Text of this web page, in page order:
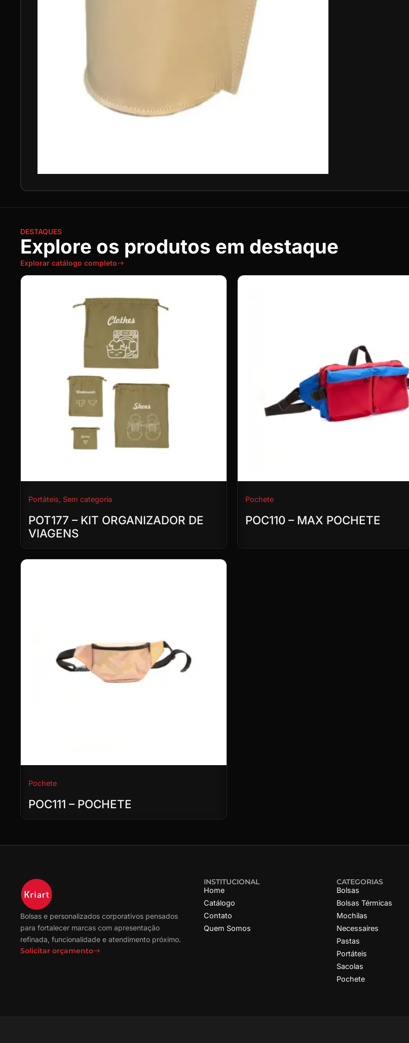
DESTAQUES
Explore os produtos em destaque
Explorar catálogo completo
Portáteis, Sem categoria
POT177 – KIT ORGANIZADOR DE
VIAGENS
Pochete
POC110 – MAX POCHETE
Pochete
POC111 – POCHETE
Bolsas e personalizados corporativos pensados
para fortalecer marcas com apresentação
refinada, funcionalidade e atendimento próximo.
Solicitar orçamento
INSTITUCIONAL
Home
Catálogo
Contato
Quem Somos
CATEGORIAS
Bolsas
Bolsas Térmicas
Mochilas
Necessaires
Pastas
Portáteis
Sacolas
Pochete